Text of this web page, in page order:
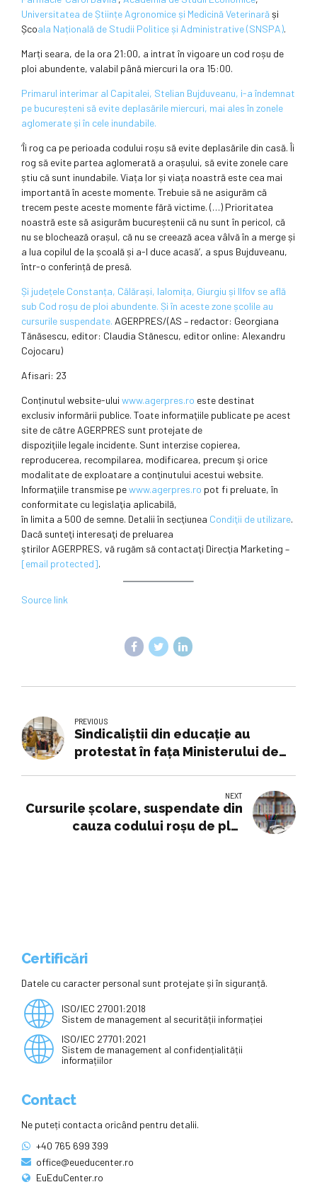
Universitatea de Științe Agronomice și Medicină Veterinarăși
Școala Națională de Studii Politice și Administrative (SNSPA).
Marți seara, de la ora 21:00, a intrat în vigoare un cod roșu de
ploi abundente, valabil până miercuri la ora 15:00.
Primarul interimar al Capitalei, Stelian Bujduveanu, i-a îndemnat
pe bucureșteni să evite deplasările miercuri, mai ales în zonele
aglomerate și în cele inundabile.
‘Îi rog ca pe perioada codului roșu să evite deplasările din casă. Îi
rog să evite partea aglomerată a orașului, să evite zonele care
știu că sunt inundabile. Viața lor și viața noastră este cea mai
importantă în aceste momente. Trebuie să ne asigurăm că
trecem peste aceste momente fără victime. (…) Prioritatea
noastră este să asigurăm bucureștenii că nu sunt în pericol, că
nu se blochează orașul, că nu se creează acea vâlvă în a merge și
a lua copilul de la școală și a-l duce acasă’, a spus Bujduveanu,
într-o conferință de presă.
Și județele Constanța, Călărași, Ialomița, Giurgiu și Ilfov se află
sub Cod roșu de ploi abundente. Și în aceste zone școlile au
cursurile suspendate. AGERPRES/(AS – redactor: Georgiana
Tănăsescu, editor: Claudia Stănescu, editor online: Alexandru
Cojocaru)
Afisari: 23
Conținutul website-ului www.agerpres.ro este destinat
exclusiv informării publice. Toate informaţiile publicate pe acest
site de către AGERPRES sunt protejate de
dispoziţiile legale incidente. Sunt interzise copierea,
reproducerea, recompilarea, modificarea, precum şi orice
modalitate de exploatare a conţinutului acestui website.
Informaţiile transmise pewww.agerpres.ro pot fi preluate, în
conformitate cu legislaţia aplicabilă,
în limita a 500 de semne. Detalii în secţiunea Condiţii de utilizare.
Dacă sunteţi interesaţi de preluarea
ştirilor AGERPRES, vă rugăm să contactaţi Direcţia Marketing –
[email protected].
Source link
PREVIOUS
Sindicaliştii din educaţie au
protestat în faţa Ministerului de
NEXT
Cursurile școlare, suspendate din
cauza codului roșu de ploi
Certificări
Datele cu caracter personal sunt protejate și în siguranță.
ISO/IEC 27001:2018
Sistem de management al securității informației
ISO/IEC 27701:2021
Sistem de management al confidențialității
informațiilor
Contact
Ne puteți contacta oricând pentru detalii.
+40 765 699 399
office@eueducenter.ro
EuEduCenter.ro